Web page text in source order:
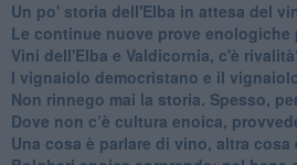
Un po' storia dell'Elba in attesa del
Le continue nuove prove enologiche
Vini dell'Elba e Valdicornia, c'è
​I vignaiolo democristano e il
​Non rinnego mai la storia. Spesso,
​Dove non c’è cultura enoica,
​Una cosa è parlare di vino, altra cosa